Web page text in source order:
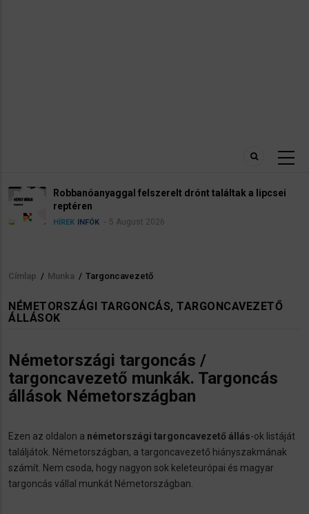
Robbanóanyaggal felszerelt drónt találtak a lipcsei
reptéren
HÍREK INFÓK 5 August 2026
Morzsa
Címlap / Munka / Targoncavezető
NÉMETORSZÁGI TARGONCÁS, TARGONCAVEZETŐ
ÁLLÁSOK
Németországi targoncás /
targoncavezető munkák. Targoncás
állások Németországban
Ezen az oldalon a németországi targoncavezető állás-ok listáját
találjátok. Németországban, a targoncavezető hiányszakmának
számít. Nem csoda, hogy nagyon sok keleteurópai és magyar
targoncás vállal munkát Németországban.